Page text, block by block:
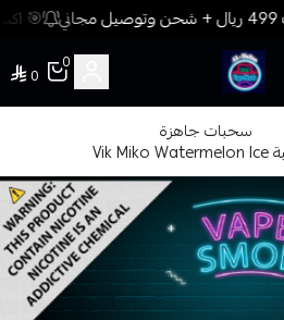
🎯
فيب المدينة
0
0
سحبات جاهزة